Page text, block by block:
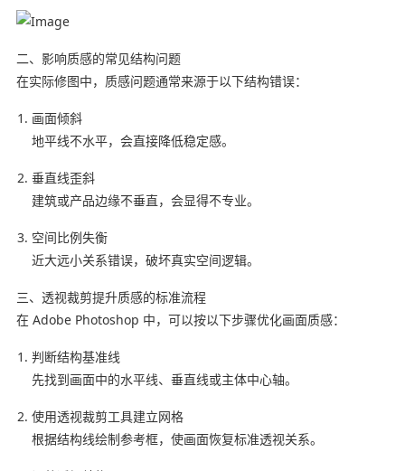
二、影响质感的常见结构问题
在实际修图中，质感问题通常来源于以下结构错误：
画面倾斜
地平线不水平，会直接降低稳定感。
垂直线歪斜
建筑或产品边缘不垂直，会显得不专业。
空间比例失衡
近大远小关系错误，破坏真实空间逻辑。
三、透视裁剪提升质感的标准流程
在 Adobe Photoshop 中，可以按以下步骤优化画面质感：
判断结构基准线
先找到画面中的水平线、垂直线或主体中心轴。
使用透视裁剪工具建立网格
根据结构线绘制参考框，使画面恢复标准透视关系。